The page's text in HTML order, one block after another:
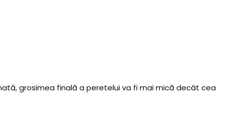
grosimea finală a peretelui va fi mai mică decât cea